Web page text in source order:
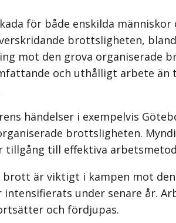
för både enskilda
brottsligheten,
mot den grova organiserade
och uthålligt arbete än
händelser i exempelvis
brottsligheten.
till effektiva
är viktigt i kampen mot
under senare år.
och fördjupas.